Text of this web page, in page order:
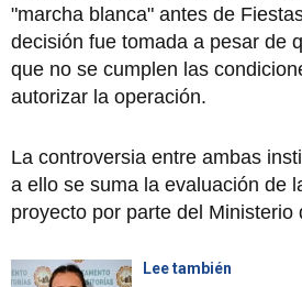
"marcha blanca" antes de
decisión fue tomada a pesar de
que no se cumplen las
autorizar la operación.
La controversia entre ambas
a ello se suma la evaluación de
proyecto por parte del Ministerio
Lee también